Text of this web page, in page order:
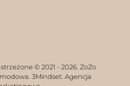
© 2021 - 2026. ZoZo
3Mindset. Agencja